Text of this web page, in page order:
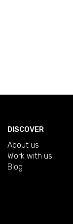
DISCOVER
About us
Work with us
Blog